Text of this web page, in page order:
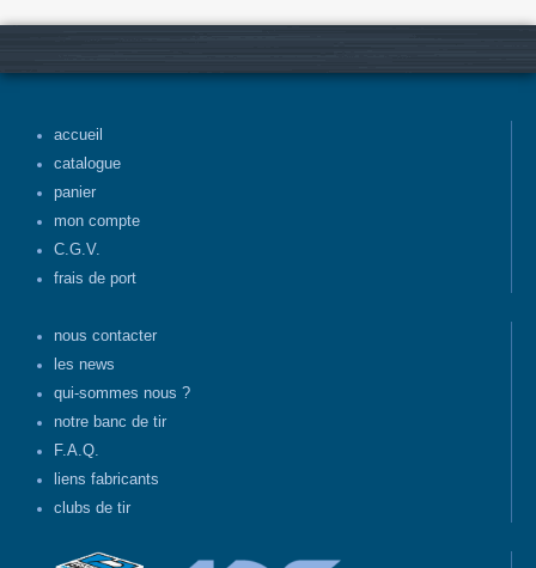
accueil
catalogue
panier
mon compte
C.G.V.
frais de port
nous contacter
les news
qui-sommes nous ?
notre banc de tir
F.A.Q.
liens fabricants
clubs de tir